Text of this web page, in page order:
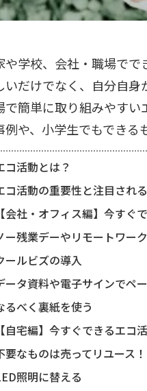
や学校、会社・職場で
いだけでなく、自分自
で簡単に取り組みやすい
例や、小学生でもできる
コ活動とは？
コ活動の重要性と注目され
【会社・オフィス編】今すぐ
ー残業デーやリモートワー
ールビズの導入
ータ資料や電子サインでペ
るべく裏紙を使う
【自宅編】今すぐできるエコ
要なものは売ってリユース！
照明に替える